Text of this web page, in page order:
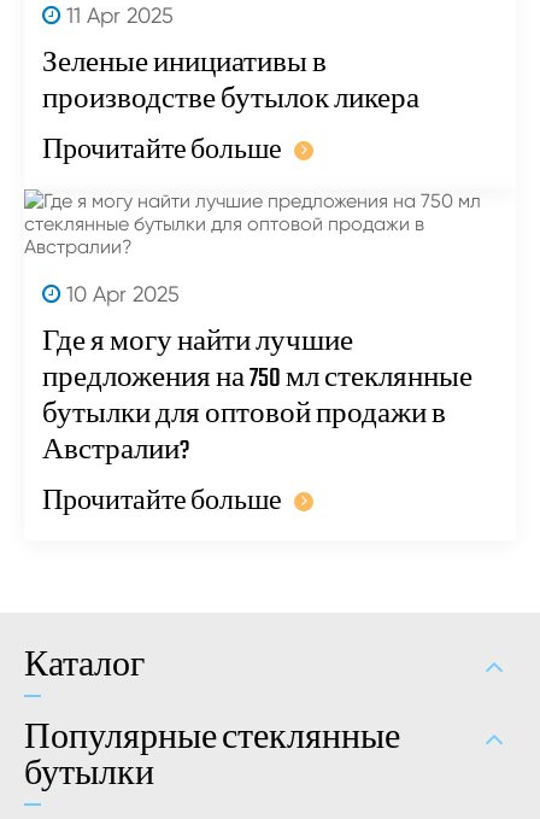
11 Apr 2025
Зеленые инициативы в
производстве бутылок ликера
Прочитайте больше
10 Apr 2025
Где я могу найти лучшие
предложения на 750 мл стеклянные
бутылки для оптовой продажи в
Австралии?
Прочитайте больше
Каталог
Популярные стеклянные
бутылки